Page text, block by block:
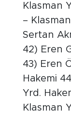
Klasman
–
Sertan
42) Eren
43) Eren
Hakemi
Yrd.
Klasman